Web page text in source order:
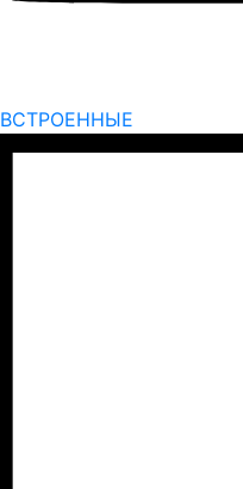
ВСТРОЕННЫЕ